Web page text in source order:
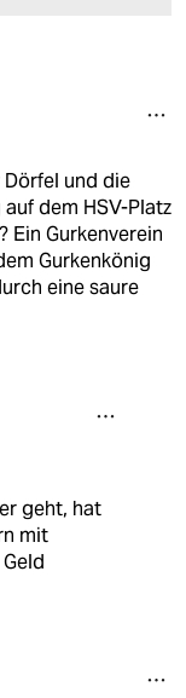
und die
dem HSV-Platz
Ein Gurkenverein
Gurkenkönig
eine saure
geht, hat
mit